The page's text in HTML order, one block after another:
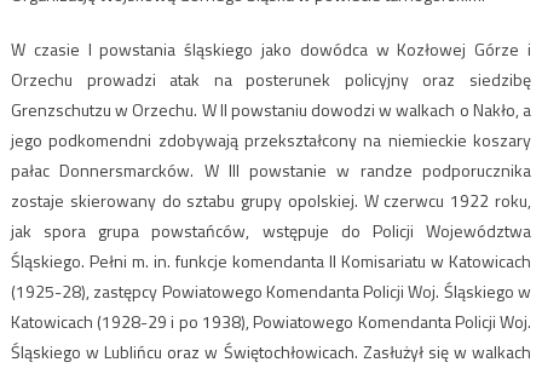
W czasie I powstania śląskiego jako dowódca w Kozłowej Górze i
Orzechu prowadzi atak na posterunek policyjny oraz siedzibę
Grenzschutzu w Orzechu. W II powstaniu dowodzi w walkach o Nakło, a
jego podkomendni zdobywają przekształcony na niemieckie koszary
pałac Donnersmarcków. W III powstanie w randze podporucznika
zostaje skierowany do sztabu grupy opolskiej. W czerwcu 1922 roku,
jak spora grupa powstańców, wstępuje do Policji Województwa
Śląskiego. Pełni m. in. funkcje komendanta II Komisariatu w Katowicach
(1925-28), zastępcy Powiatowego Komendanta Policji Woj. Śląskiego w
Katowicach (1928-29 i po 1938), Powiatowego Komendanta Policji Woj.
Śląskiego w Lublińcu oraz w Świętochłowicach. Zasłużył się w walkach